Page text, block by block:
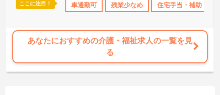
日勤のみ 年間休日110日以上 資格取得サポート 研修制
ここに注目！ 車通勤可 残業少なめ 住宅手当・補助
あなたにおすすめの介護・福祉求人の一覧を見
る